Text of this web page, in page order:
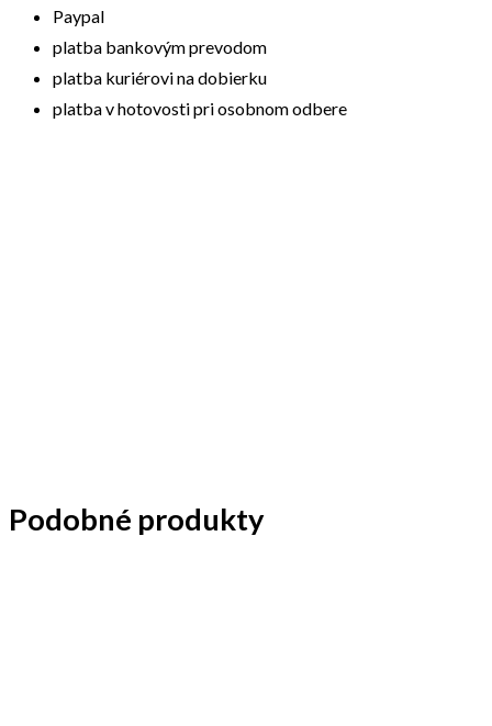
Paypal
platba bankovým prevodom
platba kuriérovi na dobierku
platba v hotovosti pri osobnom odbere
Podobné produkty